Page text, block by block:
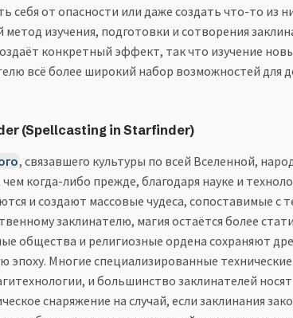
себя от опасности или даже создать что-то из
изучения, подготовки и сотворения
конкретный эффект, так что изучение
всё более широкий набор возможностей для
(Spellcasting in Starfinder)
, связавшего культуры по всей Вселенной,
когда-либо прежде, благодаря науке и
и создают массовые чудеса, сопоставимые с
заклинателю, магия остаётся более
общества и религиозные ордена сохраняют
эпоху. Многие специализированные
и большинство заклинателей носят
снаряжение на случай, если заклинания